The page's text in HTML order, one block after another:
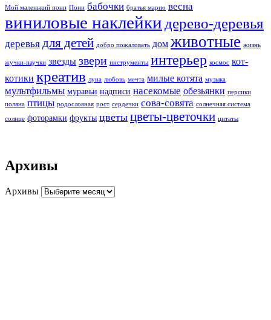
Мой маленький пони Пони бабочки братья марио весна
виниловые наклейки дерево-деревья
деревья для детей добро пожаловать дом животные жизнь
жучки-паучки звезды звери инструменты интерьер космос кот-
котики креатив луна любовь мечта милые котята музыка
мультфильмы муравьи надписи насекомые обезьянки персики
поляна птицы родословная рост сердечки сова-совята солнечная система
солнце фоторамки фрукты цветы цветы-цветочки цитаты
Архивы
Архивы